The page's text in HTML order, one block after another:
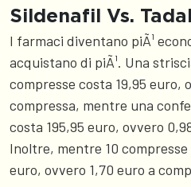
Sildenafil Vs.
I farmaci diventano piÃ¹
acquistano di piÃ¹. Una
compresse costa 19,95 euro,
compressa, mentre una
costa 195,95 euro, ovvero
Inoltre, mentre 10
euro, ovvero 1,70 euro a